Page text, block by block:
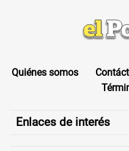
Quiénes somos
Enlaces de interés